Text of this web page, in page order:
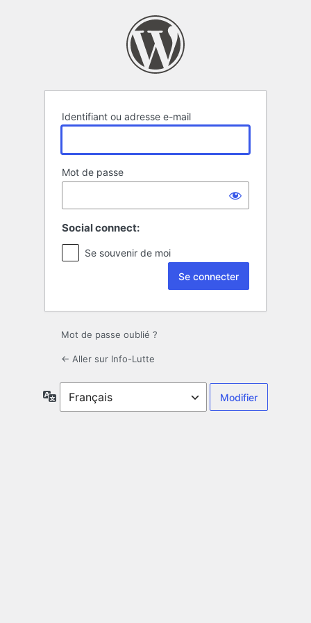
Identifiant ou adresse e-mail
Mot de passe
Social connect:
Se souvenir de moi
Mot de passe oublié ?
← Aller sur Info-Lutte
Langue